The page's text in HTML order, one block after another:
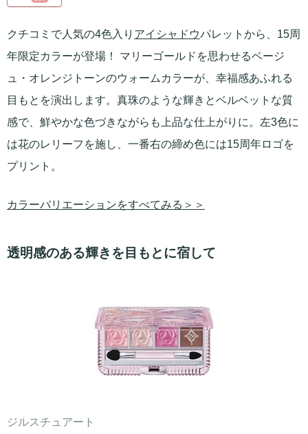
クチコミで人気の4色入り アイシャドウパレットから、15周
年限定カラーが登場！ マリーゴールドを思わせるベージ
ュ・オレンジトーンのウォームカラーが、幸福感あふれる
目もとを演出します。真珠のような輝きとベルベットな質
感で、鮮やかな色づきながらも上品な仕上がりに。左3色に
は花のレリーフを施し、一番右の締め色には15周年ロゴを
プリント。
カラーバリエーションをすべてみる＞＞
透明感のある輝きを目もとに宿して
ジルスチュアート